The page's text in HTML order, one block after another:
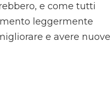
e come tutti
leggermente
e avere nuove